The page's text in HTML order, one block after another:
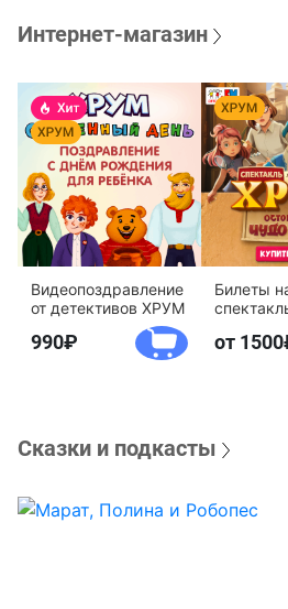
Интернет-магазин
Видеопоздравление
от детективов ХРУМ
990
Билеты
Юдо!»
от 1500
Сказки и подкасты